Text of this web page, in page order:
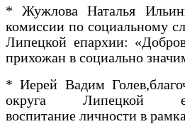
* Жужлова Наталья
комиссии по социальному
Липецкой епархии:
прихожан в социально
* Иерей Вадим
округа Липецкой
воспитание личности в